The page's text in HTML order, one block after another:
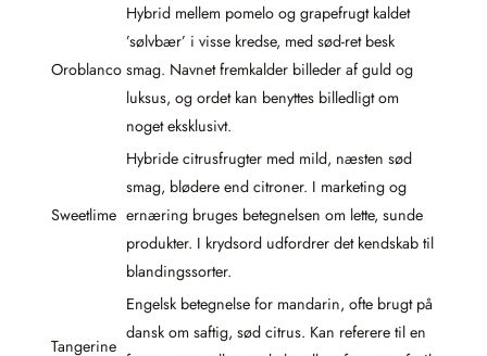
Oroblanco
Hybrid mellem pomelo og grapefrugt kaldet
’sølvbær’ i visse kredse, med sød-ret besk
smag. Navnet fremkalder billeder af guld og
luksus, og ordet kan benyttes billedligt om
noget eksklusivt.
Sweetlime
Hybride citrusfrugter med mild, næsten sød
smag, blødere end citroner. I marketing og
ernæring bruges betegnelsen om lette, sunde
produkter. I krydsord udfordrer det kendskab til
blandingssorter.
Tangerine
Engelsk betegnelse for mandarin, ofte brugt på
dansk om saftig, sød citrus. Kan referere til en